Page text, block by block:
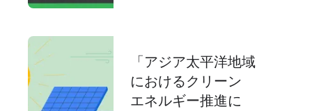
「アジア太平洋地域
に​おける​クリーン
エネルギー推進に​